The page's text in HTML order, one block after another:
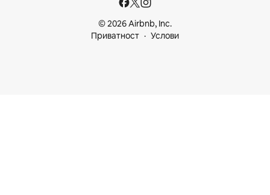
© 2026 Airbnb, Inc.
Приватност
Услови